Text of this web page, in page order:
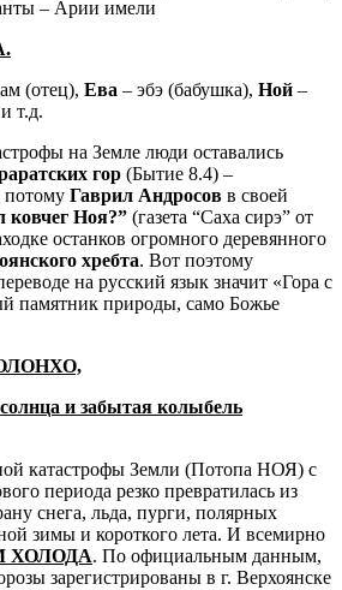
– Арии имели
(отец), Ева – эбэ (бабушка), Ной –
т.д.
на Земле люди оставались
гор (Бытие 8.4) –
потому Гаврил Андросов в своей
ковчег Ноя?” (газета “Саха сирэ” от
останков огромного деревянного
хребта. Вот поэтому
на русский язык значит «Гора с
памятник природы, само Божье
и забытая колыбель
катастрофы Земли (Потопа НОЯ) с
периода резко превратилась из
снега, льда, пурги, полярных
зимы и короткого лета. И всемирно
. По официальным данным,
зарегистрированы в г. Верхоянске